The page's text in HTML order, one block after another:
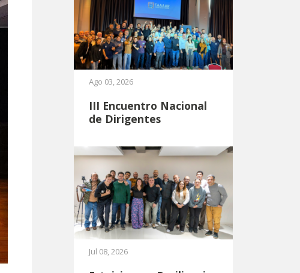
Ago 03, 2026
III Encuentro Nacional
de Dirigentes
Jul 08, 2026